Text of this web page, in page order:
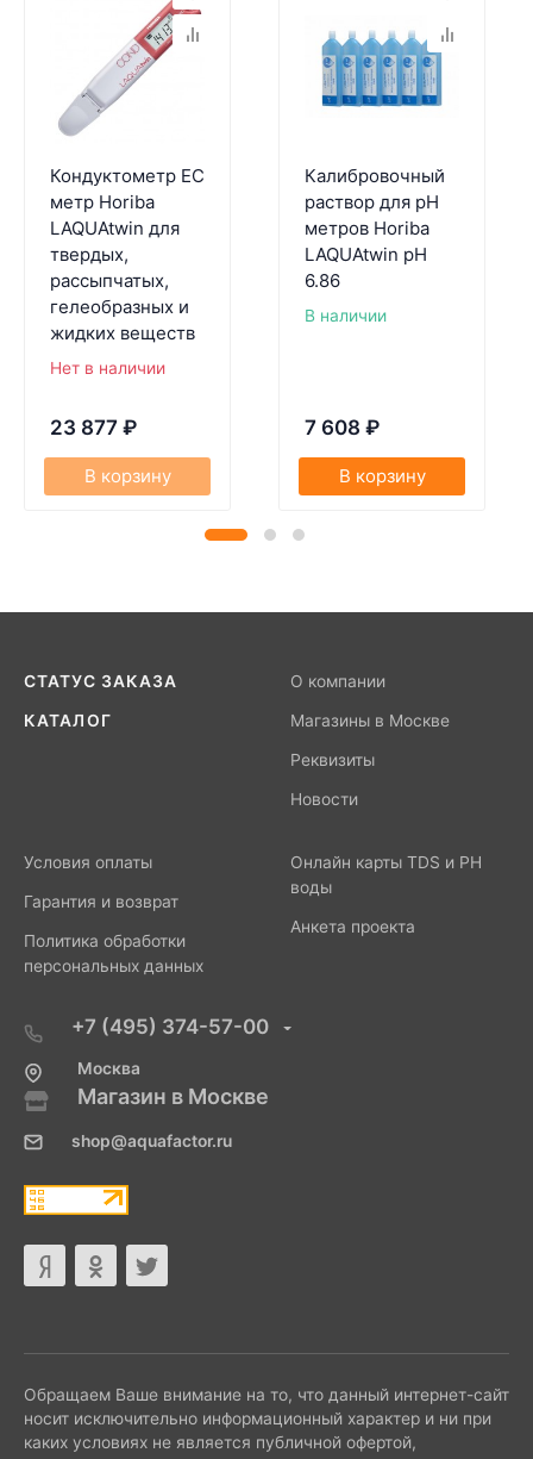
Кондуктометр EC
метр Horiba
LAQUAtwin для
твердых,
рассыпчатых,
гелеобразных и
жидких веществ
Нет в наличии
23 877 ₽
В корзину
Калибровочный
раствор для pH
метров Horiba
LAQUAtwin pH
6.86
В наличии
7 608 ₽
В корзину
СТАТУС ЗАКАЗА
КАТАЛОГ
О компании
Магазины в Москве
Реквизиты
Новости
Условия оплаты
Гарантия и возврат
Политика обработки
персональных данных
Онлайн карты TDS и PH
воды
Анкета проекта
+7 (495) 374-57-00
Москва
Магазин в Москве
shop@aquafactor.ru
Обращаем Ваше внимание на то, что данный интернет-сайт
носит исключительно информационный характер и ни при
каких условиях не является публичной офертой,